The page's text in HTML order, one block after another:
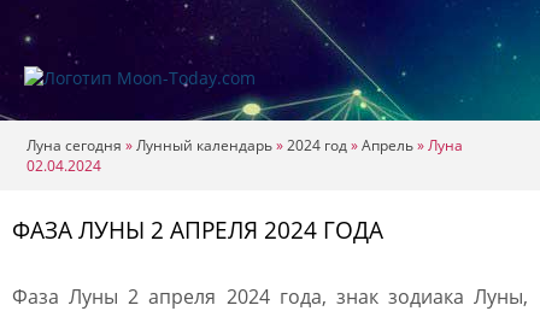
Луна сегодня »Лунный календарь»2024 год»Апрель»Луна
02.04.2024
ФАЗА ЛУНЫ 2 АПРЕЛЯ 2024 ГОДА
Фаза Луны 2 апреля 2024 года, знак зодиака Луны,